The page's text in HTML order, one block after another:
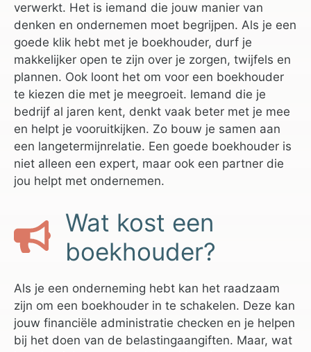
verwerkt. Het is iemand die jouw manier van
denken en ondernemen moet begrijpen. Als je een
goede klik hebt met je boekhouder, durf je
makkelijker open te zijn over je zorgen, twijfels en
plannen. Ook loont het om voor een boekhouder
te kiezen die met je meegroeit. Iemand die je
bedrijf al jaren kent, denkt vaak beter met je mee
en helpt je vooruitkijken. Zo bouw je samen aan
een langetermijnrelatie. Een goede boekhouder is
niet alleen een expert, maar ook een partner die
jou helpt met ondernemen.
Wat kost een
boekhouder?
Als je een onderneming hebt kan het raadzaam
zijn om een boekhouder in te schakelen. Deze kan
jouw financiële administratie checken en je helpen
bij het doen van de belastingaangiften. Maar, wat